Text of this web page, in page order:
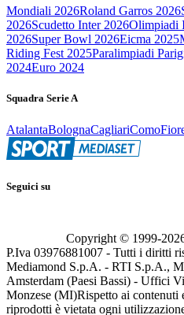
Mondiali 2026Roland Garros 2026
2026Scudetto Inter 2026Olimpiadi
2026Super Bowl 2026Eicma 2025
Riding Fest 2025Paralimpiadi
2024Euro 2024
Squadra Serie A
AtalantaBolognaCagliariComo
Seguici su
Copyright © 1999-
P.Iva 03976881007 - Tutti i diritti
Mediamond S.p.A. - RTI S.p.A.,
Amsterdam (Paesi Bassi) - Uffici
Monzese (MI)Rispetto ai contenuti
riprodotti è vietata ogni